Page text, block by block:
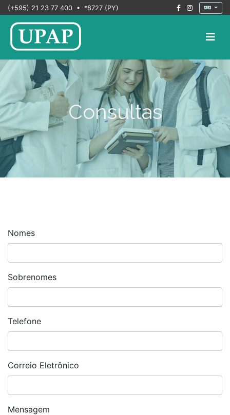
(+595) 21 23 77 400 • *8727 (PY)
Consultas
Nomes
Sobrenomes
Telefone
Correio Eletrônico
Mensagem